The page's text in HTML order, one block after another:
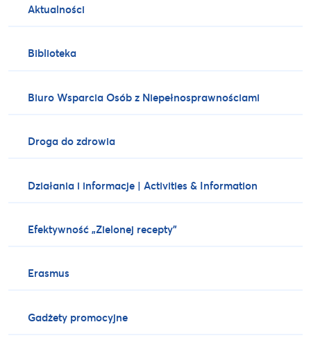
Aktualności
Biblioteka
Biuro Wsparcia Osób z Niepełnosprawnościami
Droga do zdrowia
Działania i informacje | Activities & Information
Efektywność „Zielonej recepty”
Erasmus
Gadżety promocyjne